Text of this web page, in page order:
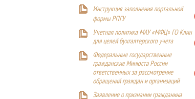
Инструкция заполнения портальной
формы РПГУ
Учетная политика МАУ «МФЦ» ГО Клин
для целей бухгалтерского учета
Федеральные государственные
гражданские Минюста России
ответственных за рассмотрение
обращений граждан и организаций
Заявление о признании гражданина